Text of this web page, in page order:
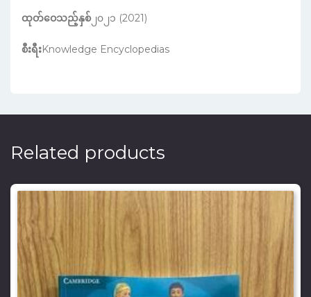
ထုတ်ဝေသည့်နှစ်၂၀၂၁ (2021)
စီးရီးKnowledge Encyclopedias
Related products